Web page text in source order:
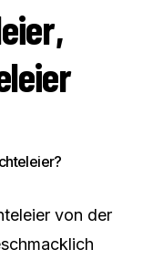
von der